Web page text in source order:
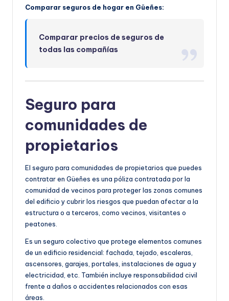
Comparar seguros de hogar en Güeñes:
Comparar precios de seguros de
todas las compañías
Seguro para
comunidades de
propietarios
El seguro para comunidades de propietarios que puedes
contratar en Güeñes es una póliza contratada por la
comunidad de vecinos para proteger las zonas comunes
del edificio y cubrir los riesgos que puedan afectar a la
estructura o a terceros, como vecinos, visitantes o
peatones.
Es un seguro colectivo que protege elementos comunes
de un edificio residencial: fachada, tejado, escaleras,
ascensores, garajes, portales, instalaciones de agua y
electricidad, etc. También incluye responsabilidad civil
frente a daños o accidentes relacionados con esas
áreas.